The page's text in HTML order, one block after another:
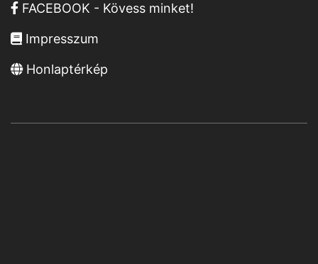
FACEBOOK - Kövess minket!
Impresszum
Honlaptérkép